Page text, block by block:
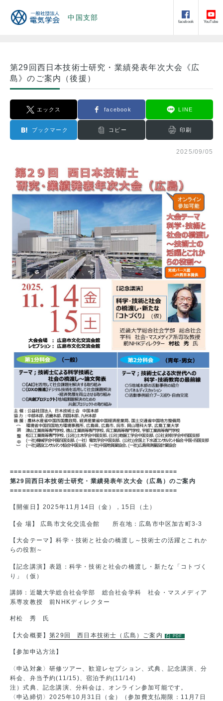
中国支部
facebook YouTube
第29回西日本技術士研究・業績発表年次大会《広
島》のご案内（後援）
エックス facebook LINE
ブックマーク コピー 印刷
2025/09/05
=========================================
第29回西日本技術士研究・業績発表年次大会（広島）のご案内
=========================================
【開催日】2025年11月14日（金），15日（土）
【会 場】 広島市文化交流会館 所在地：広島市中区加古町3-3
【大会テーマ】科学・技術と社会の橋渡し～技術士の活躍とこれか
らの役割～
【記念講演】表題：科学・技術と社会の橋渡し・新たな「コトづく
り」（仮）
講師：近畿大学総合社会学部 総合社会学科 社会・マスメディア
系専攻教授 前NHKディレクター
村松 秀 氏
【大会概要】第29回 西日本技術士（広島）ご案内
【参加申込方法】
〈申込対象〉研修ツアー、歓迎レセプション、式典、記念講演、分
科会、弁当予約(11/15)、宿泊予約(11/14)
注）式典、記念講演、分科会は、オンライン参加可能です。
〈申込締切〉2025年10月31日（金）（参加費支払期限：11月7日